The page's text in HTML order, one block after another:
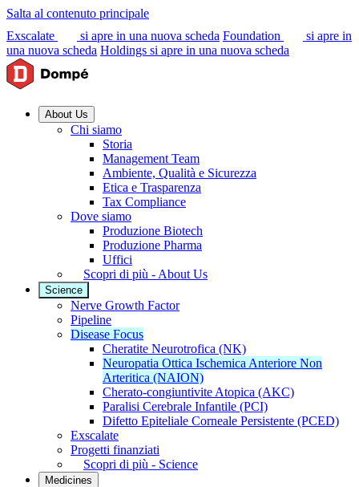
Salta al contenuto principale
Exscalate
si apre in una nuova scheda Foundation
si apre in
una nuova scheda Holdings si apre in una nuova scheda
About Us
Chi siamo
Storia
Management Team
Ambiente, Qualità e Sicurezza
Etica e Trasparenza
Tax Compliance
Dove siamo
Produzione Biotech
Produzione Pharma
Uffici
Scopri di più - About Us
Science
Nerve Growth Factor
Pipeline
Disease Focus
Cheratite Neurotrofica (NK)
Neuropatia Ottica Ischemica Anteriore Non
Arteritica (NAION)
Cherato-congiuntivite Atopica (AKC)
Paralisi Cerebrale Infantile (PCI)
Difetto Epiteliale Corneale Persistente (PCED)
Exscalate
Progetti finanziati
Scopri di più - Science
Medicines